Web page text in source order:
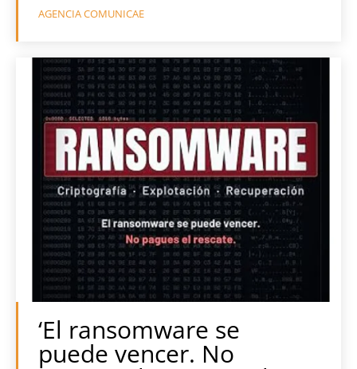
AGENCIA COMUNICAE
‘El ransomware se
puede vencer. No